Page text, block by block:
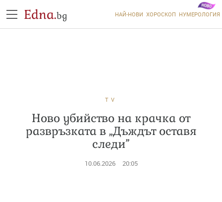
Edna.bg НАЙ-НОВИ ХОРОСКОП НУМЕРОЛОГИЯ
TV
Ново убийство на крачка от
развръзката в „Дъждът оставя
следи”
10.06.2026 20:05